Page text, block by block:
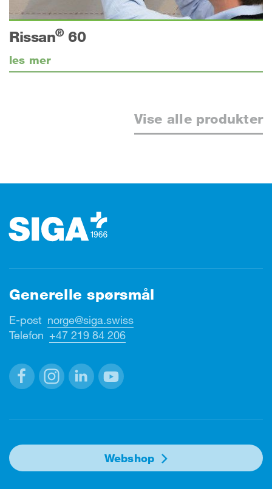
Rissan®60
les mer
Vise alle produkter
Generelle spørsmål
E-post norge@siga.swiss
Telefon +47 219 84 206
Webshop